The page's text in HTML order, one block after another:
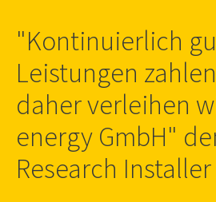
"Kontinuierlich
Leistungen
daher verleihen
energy GmbH"
Research